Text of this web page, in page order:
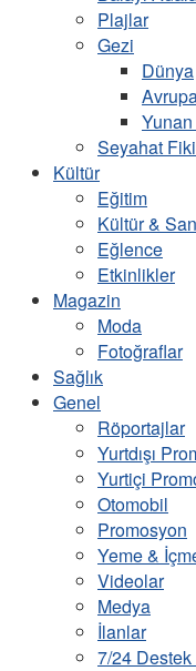
Plajlar
Gezi
Dünya
Seyahat
Kültür
Eğitim
Kültür &
Eğlence
Etkinlikler
Magazin
Moda
Fotoğraflar
Sağlık
Genel
Röportajlar
Yurtdışı
Yurtiçi
Otomobil
Promosyon
Yeme &
Videolar
Medya
İlanlar
7/24 Destek